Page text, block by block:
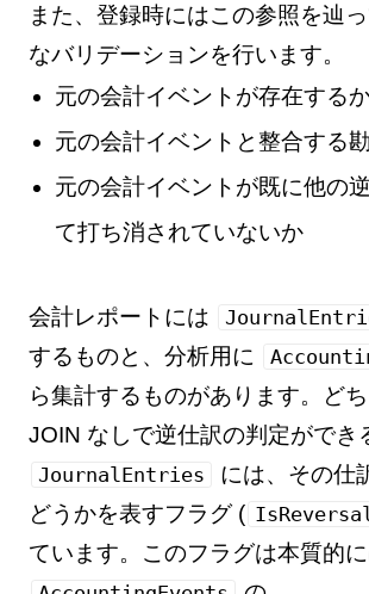
また、登録時にはこの参照を辿
なバリデーションを行います。
元の会計イベントが存在する
元の会計イベントと整合する
元の会計イベントが既に他の
て打ち消されていないか
会計レポートには
するものと、分析用に
ら集計するものがあります。ど
JOIN なしで逆仕訳の判定ができ
JournalEntries
には、その仕
どうかを表すフラグ (
ています。このフラグは本質的